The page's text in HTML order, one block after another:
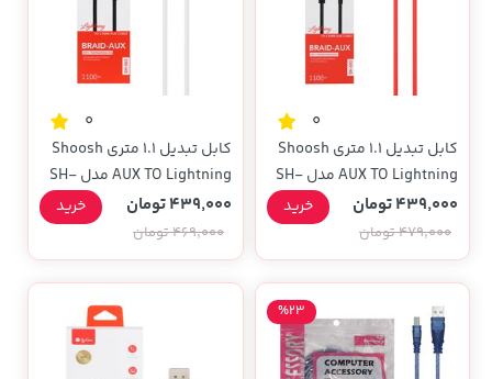
0
کابل تبدیل 1.1 متری Shoosh
AUX TO Lightning مدل SH-
503 - قرمز - SMO
439,000 تومان
479,000 تومان
خرید
0
کابل تبدیل 1.1 متری Shoosh
AUX TO Lightning مدل SH-
503 - سفید - SMO
439,000 تومان
469,000 تومان
خرید
%23